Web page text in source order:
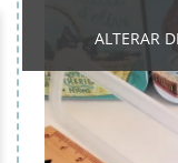
ALTERAR